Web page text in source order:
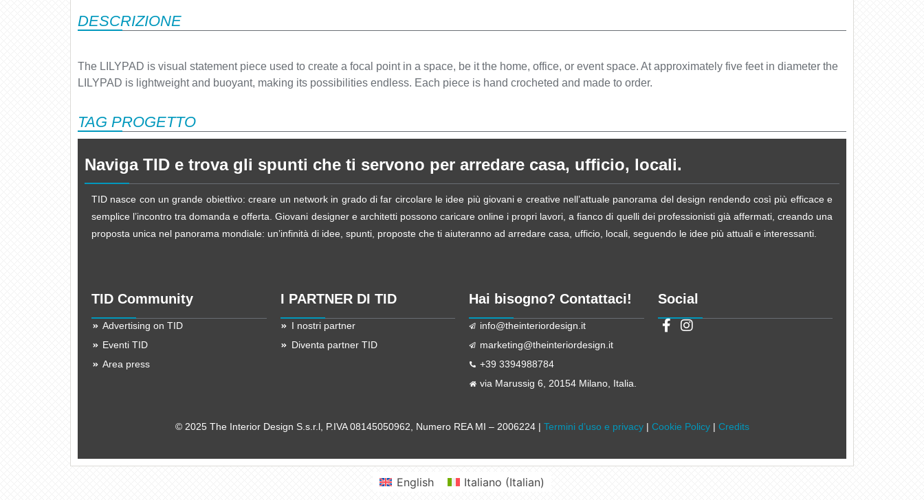
DESCRIZIONE
The LILYPAD is visual statement piece used to create a focal point in a space, be it the home, office, or event space. At approximately five feet in diameter the
LILYPAD is lightweight and buoyant, making its possibilities endless. Each piece is hand crocheted and made to order.
TAG PROGETTO
Naviga TID e trova gli spunti che ti servono per arredare casa, ufficio, locali.
TID nasce con un grande obiettivo: creare un network in grado di far circolare le idee più giovani e creative nell’attuale panorama del design rendendo così più efficace e
semplice l’incontro tra domanda e offerta. Giovani designer e architetti possono caricare online i propri lavori, a fianco di quelli dei professionisti già affermati, creando una
proposta unica nel panorama mondiale: un’infinità di idee, spunti, proposte che ti aiuteranno ad arredare casa, ufficio, locali, seguendo le idee più attuali e interessanti.
TID Community
Advertising on TID
Eventi TID
Area press
I PARTNER DI TID
I nostri partner
Diventa partner TID
Hai bisogno? Contattaci!
info@theinteriordesign.it
marketing@theinteriordesign.it
+39 3394988784
via Marussig 6, 20154 Milano, Italia.
Social
© 2025 The Interior Design S.s.r.l, P.IVA 08145050962, Numero REA MI – 2006224 | Termini d’uso e privacy| Cookie Policy| Credits
English Italiano (Italian)